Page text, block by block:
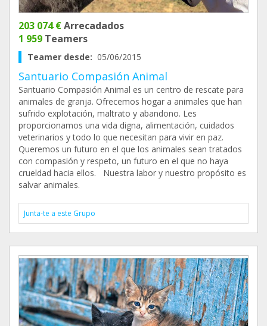
203 074 €Arrecadados
1 959 Teamers
Teamer desde: 05/06/2015
Santuario Compasión Animal
Santuario Compasión Animal es un centro de rescate para
animales de granja. Ofrecemos hogar a animales que han
sufrido explotación, maltrato y abandono. Les
proporcionamos una vida digna, alimentación, cuidados
veterinarios y todo lo que necesitan para vivir en paz.
Queremos un futuro en el que los animales sean tratados
con compasión y respeto, un futuro en el que no haya
crueldad hacia ellos. Nuestra labor y nuestro propósito es
salvar animales.
Junta-te a este Grupo